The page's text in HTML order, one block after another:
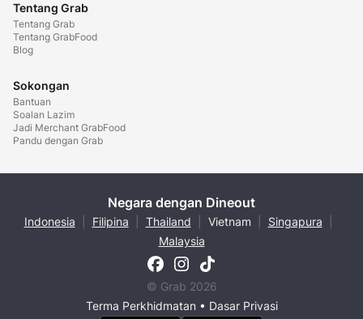
Tentang Grab
Tentang Grab
Tentang GrabFood
Blog
Sokongan
Bantuan
Soalan Lazim
Jadi Merchant GrabFood
Pandu dengan Grab
Negara dengan Dineout
Indonesia Filipina Thailand Vietnam Singapura
Malaysia
© Grab 2026
Terma Perkhidmatan• Dasar Privasi